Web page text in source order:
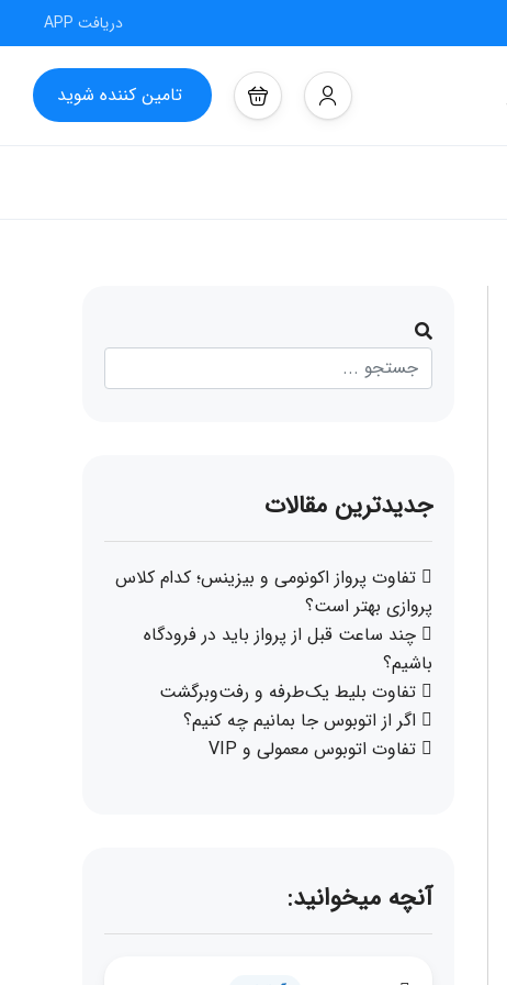
دریافت APP
تامین کننده شوید
جدیدترین مقالات
تفاوت پرواز اکونومی و بیزینس؛ کدام کلاس
پروازی بهتر است؟
چند ساعت قبل از پرواز باید در فرودگاه
باشیم؟
تفاوت بلیط یک‌طرفه و رفت‌وبرگشت
اگر از اتوبوس جا بمانیم چه کنیم؟
تفاوت اتوبوس معمولی و VIP
آنچه میخوانید: